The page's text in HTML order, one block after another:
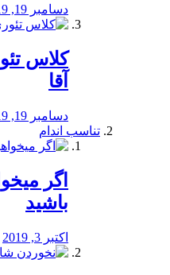
دسامبر 19, 2019
آقا
دسامبر 19, 2019
تناسب اندام
اگر
باشید
اکتبر 3, 2019